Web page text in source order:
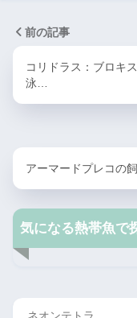
前の記事
コリドラス：ブロキ
泳…
アーマードプレコの
気になる熱帯魚で